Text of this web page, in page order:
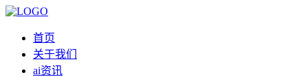
首页
关于我们
ai资讯